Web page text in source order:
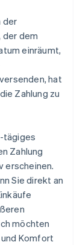
der
der dem
einräumt,
hat
Zahlung zu
tägiges
Zahlung
erscheinen.
Sie direkt an
möchten
Komfort